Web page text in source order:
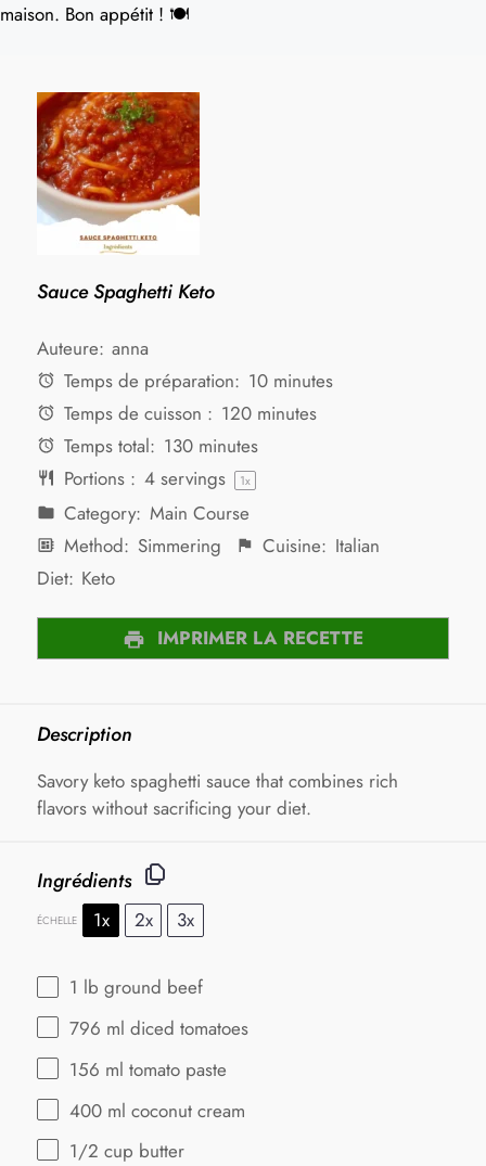
maison. Bon appétit ! 🍽️
Sauce Spaghetti Keto
Auteure: anna
Temps de préparation: 10 minutes
Temps de cuisson : 120 minutes
Temps total: 130 minutes
Portions : 4servings 1x
Category: Main Course
Method: Simmering Cuisine: Italian
Diet: Keto
IMPRIMER LA RECETTE
Description
Savory keto spaghetti sauce that combines rich
flavors without sacrificing your diet.
Ingrédients
ÉCHELLE 1x 2x 3x
1 lb ground beef
796 ml diced tomatoes
156 ml tomato paste
400 ml coconut cream
1/2 cup butter